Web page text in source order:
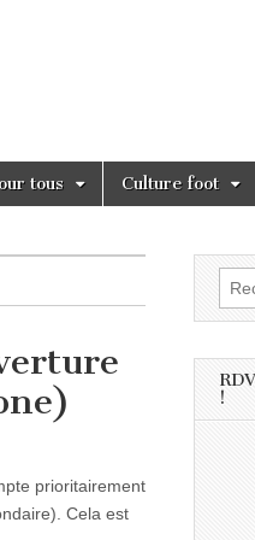
tous Culture foot
prioritairement
Cela est
!